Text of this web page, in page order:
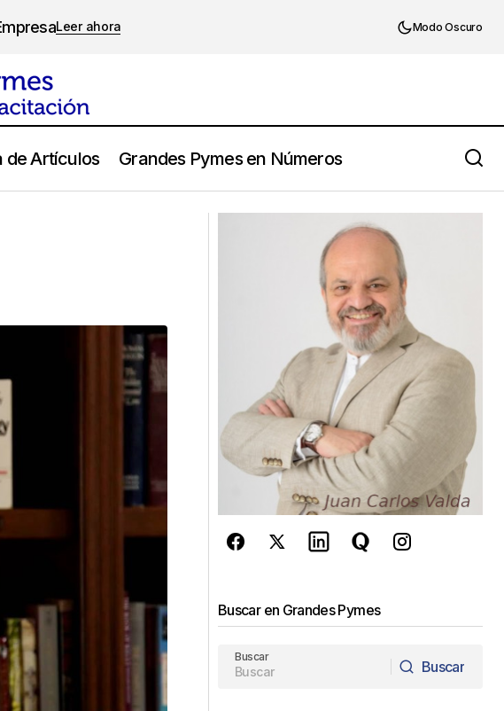
Leer ahora Modo Oscuro
de Artículos Grandes Pymes en Números
Las 8 claves de la buena gestión,
según Lee Iacocca
Buscar en Grandes Pymes
Buscar
Buscar